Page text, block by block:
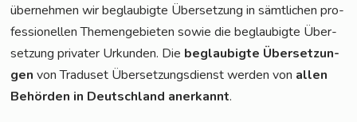
über­neh­men wir beglau­big­te Über­set­zung in sämt­li­chen pro­
fes­sio­nel­len The­men­ge­bie­ten sowie die beglau­big­te Über­
set­zung pri­va­ter Urkun­den. Die beglau­big­te Über­set­zun­
gen von Tra­du­set Über­set­zungs­dienst wer­den von allen
Behör­den in Deutsch­land aner­kannt.